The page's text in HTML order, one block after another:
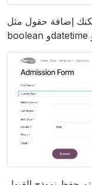
إضافة حقول مثل